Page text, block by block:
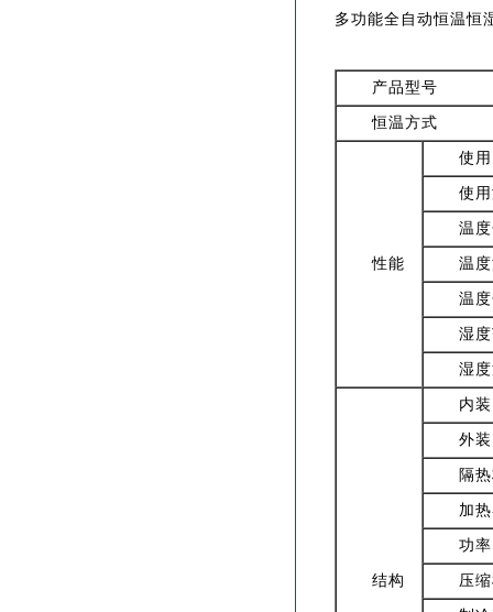
多功能全自动恒温恒
产品型号
恒温方式
性能
使
使
温
温
温
湿
湿
结构
内装
外装
隔
加
功率
压